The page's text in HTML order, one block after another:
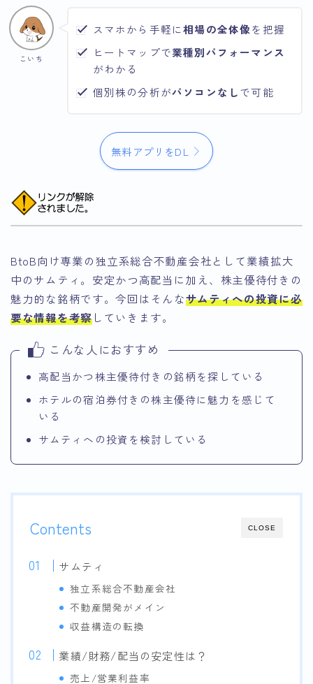
こいち
スマホから手軽に相場の全体像を把握
ヒートマップで業種別パフォーマンス
がわかる
個別株の分析がパソコンなしで可能
無料アプリをDL
BtoB向け専業の独立系総合不動産会社として業績拡大
中のサムティ。安定かつ高配当に加え、株主優待付きの
魅力的な銘柄です。今回はそんなサムティへの投資に必
要な情報を考察していきます。
こんな人におすすめ
高配当かつ株主優待付きの銘柄を探している
ホテルの宿泊券付きの株主優待に魅力を感じて
いる
サムティへの投資を検討している
CLOSE
Contents
サムティ
独立系総合不動産会社
不動産開発がメイン
収益構造の転換
業績/財務/配当の安定性は？
売上/営業利益率